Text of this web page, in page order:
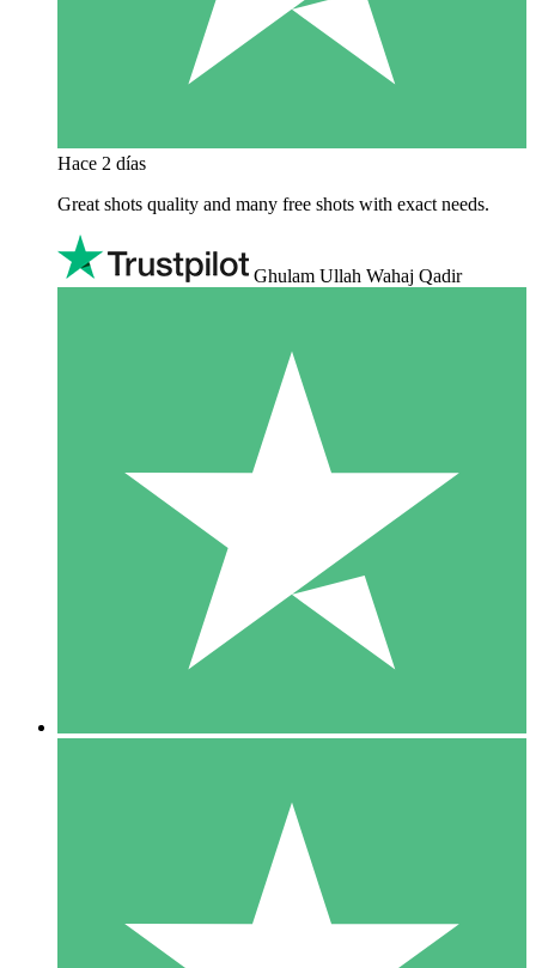
Hace 2 días
Great shots quality and many free shots with exact needs.
Ghulam Ullah Wahaj Qadir